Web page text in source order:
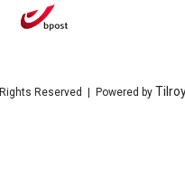
Reserved | Powered by